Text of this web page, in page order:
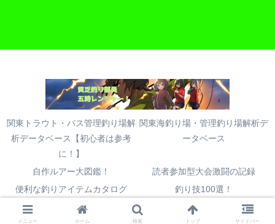
関東トラウト・バス管理釣り場解
析データベース【初心者は参考
に！】
関東海釣り場・管理釣り場解析デ
ータベース
自作ルアー大図鑑！
読者参加型大会激闘の記録
便利な釣りアイテムカタログ
釣り技100選！
© 2016 貧乏釣り部員五時レンジャー.
メニュー ホーム 検索 トップ サイドバー